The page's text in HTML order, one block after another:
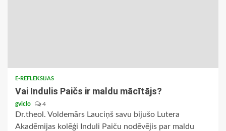
E-REFLEKSIJAS
Vai Indulis Paičs ir maldu mācītājs?
gviclo 4
Dr.theol. Voldemārs Lauciņš savu bijušo Lutera
Akadēmijas kolēģi Induli Paiču nodēvējis par maldu